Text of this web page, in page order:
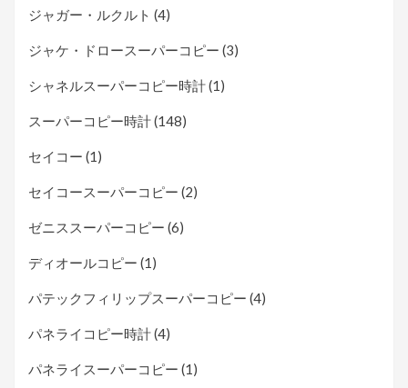
ジャガー・ルクルト (4)
ジャケ・ドロースーパーコピー (3)
シャネルスーパーコピー時計(1)
スーパーコピー時計(148)
セイコー (1)
セイコースーパーコピー (2)
ゼニススーパーコピー (6)
ディオールコピー (1)
パテックフィリップスーパーコピー (4)
パネライコピー時計(4)
パネライスーパーコピー (1)